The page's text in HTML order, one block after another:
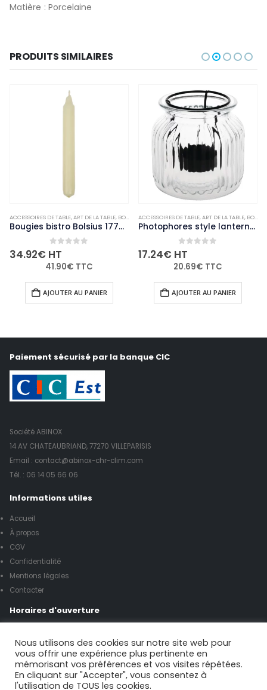
Matière : Porcelaine
PRODUITS SIMILAIRES
,NON-PALETTISABLE
ACCESSOIRES DE TABLE,ART DE LA TABLE, BOUGIES ET PHOTOPHORES ,NON-PALETTISABLE
Bougies bistro Bolsius 177mm ivoire (Lot de 45)
0out of 5
34.92€ HT
41.90€ TTC
AJOUTER AU PANIER
ACCESSOIRES DE TABLE,ART DE LA TABLE, BOUGIES ET PHOTOPHORES
Photophores style lanterne Olympia (lot de 6)
0out of 5
17.24€ HT
20.69€ TTC
AJOUTER AU PANIER
Paiement sécurisé par la banque CIC
Société ABINOX
14 AV CHATEAUBRIAND, 77270 VILLEPARISIS
Email : contact@abinox-chr-clim.com
Tél. : 06 14 05 66 06
Informations utiles
Accueil
À propos
CGV
Confidentialité
Mentions légales
Contacter
Horaires d'ouverture
Samedi de 9h00 à 12h00
Nous utilisons des cookies sur notre site web pour
vous offrir une expérience plus pertinente en
mémorisant vos préférences et vos visites répétées.
En cliquant sur "Accepter", vous consentez à
l'utilisation de TOUS les cookies.